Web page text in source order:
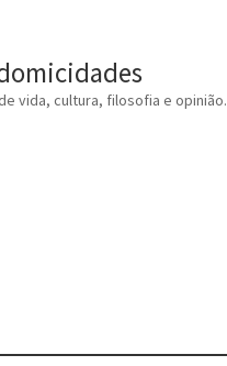
vida, cultura, filosofia e opinião.